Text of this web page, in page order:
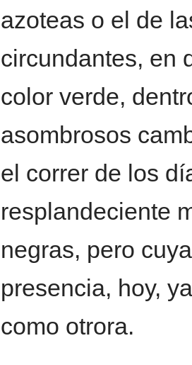
azoteas o el de
circundantes, en
color verde,
asombrosos
el correr de los
resplandeciente
negras, pero
presencia, hoy,
como otrora.